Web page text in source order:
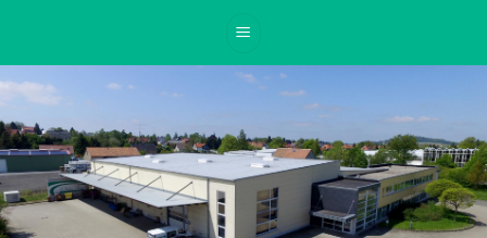
springen